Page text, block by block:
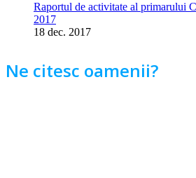
Raportul de activitate al primarului
2017
18 dec. 2017
Ne citesc oamenii?